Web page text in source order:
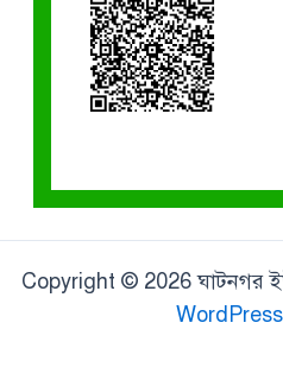
Copyright © 2026 ঘাটনগর